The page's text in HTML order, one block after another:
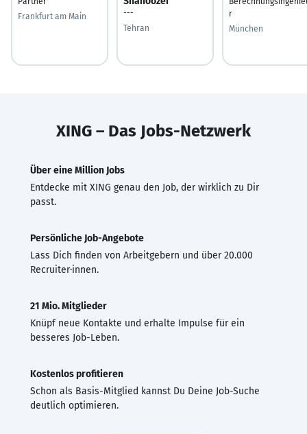
Frankfurt am Main
---
Tehran
r
München
XING – Das Jobs-Netzwerk
Über eine Million Jobs
Entdecke mit XING genau den Job, der wirklich zu Dir
passt.
Persönliche Job-Angebote
Lass Dich finden von Arbeitgebern und über 20.000
Recruiter·innen.
21 Mio. Mitglieder
Knüpf neue Kontakte und erhalte Impulse für ein
besseres Job-Leben.
Kostenlos profitieren
Schon als Basis-Mitglied kannst Du Deine Job-Suche
deutlich optimieren.